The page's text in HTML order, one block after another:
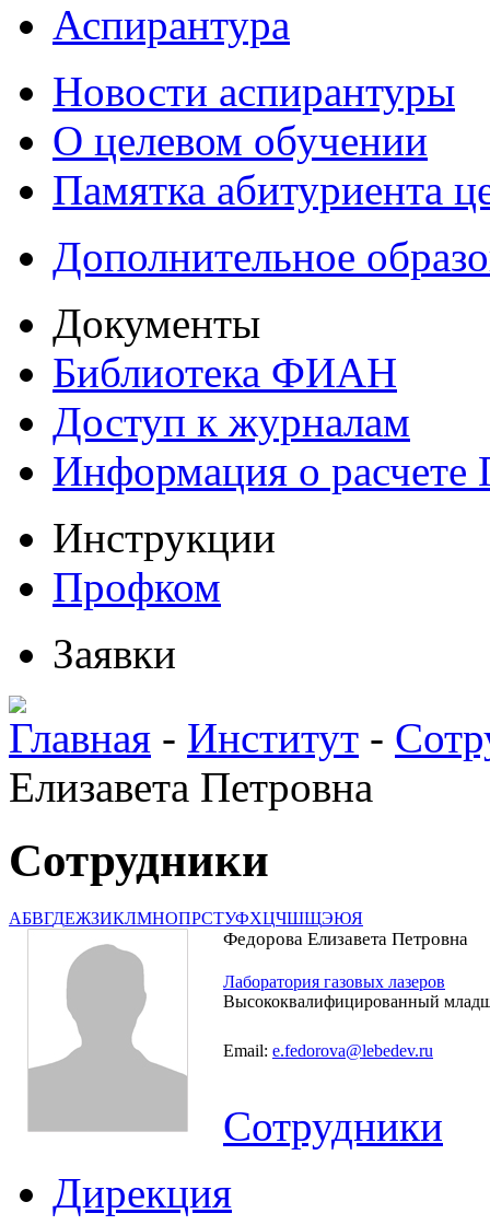
Аспирантура
Новости аспирантуры
О целевом обучении
Памятка абитуриента
Дополнительное
Документы
Библиотека ФИАН
Доступ к журналам
Информация о
Инструкции
Профком
Заявки
Главная - Институт -
Елизавета Петровна
Сотрудники
АБВГДЕЖЗИКЛМНОПРСТУФХЦЧШЩЭЮЯ
Федорова Елизавета Петровна
Лаборатория газовых лазеров
Высококвалифицированный
Email: e.fedorova@lebedev.ru
Сотрудники
Дирекция